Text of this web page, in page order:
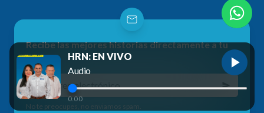
Recibe las mejores historias directamente a tu
correo
No te preocupes, no enviamos spam.
HRN: EN VIVO
Audio
0:00